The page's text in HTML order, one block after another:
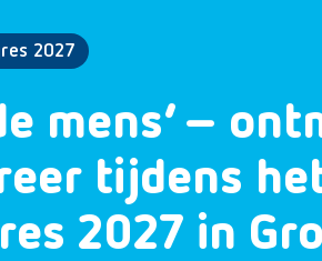
2027
mens’ –
tijdens
2027 in